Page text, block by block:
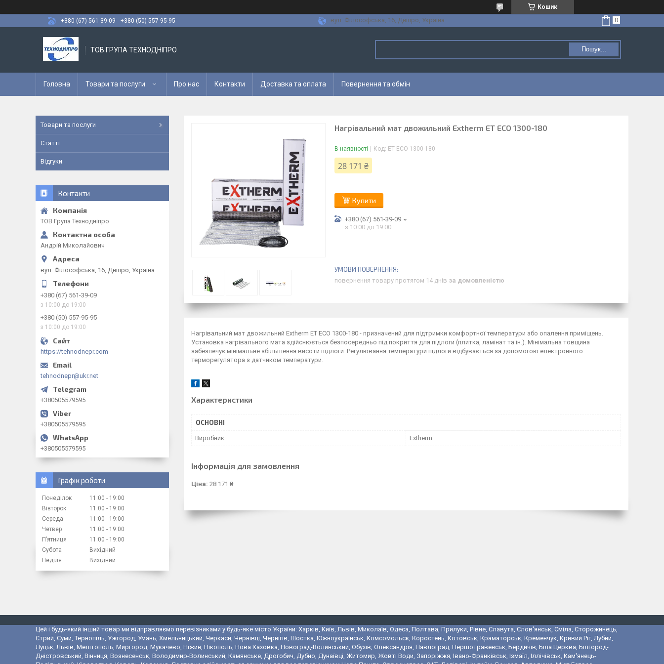
Кошик
+380 (67) 561-39-09
+380 (50) 557-95-95 вул. Філософська, 16, Дніпро, Україна
ТОВ ГРУПА ТЕХНОДНІПРО Пошук...
Головна Товари та послуги Про нас Контакти Доставка та оплата Повернення та обмін
Нагрівальний мат двожильний Extherm ET ECO 1300-180
В наявності Код: ET ECO 1300-180
28 171 ₴
Купити
+380 (67) 561-39-09
з 10:00 до 19:00
повернення товару протягом 14 днів за домовленістю
Нагрівальний мат двожильний Extherm ET ECO 1300-180 - призначений для підтримки комфортної температури або опалення приміщень.
Установка нагрівального мата здійснюється безпосередньо під покриття для підлоги (плитка, ламінат та ін.). Мінімальна товщина
забезпечує мінімальне збільшення висоти підлоги. Регулювання температури підлоги відбувається за допомогою електронного
терморегулятора з датчиком температури.
Характеристики
ОСНОВНІ
Виробник Extherm
Інформація для замовлення
Ціна: 28 171 ₴
Товари та послуги
Статті
Відгуки
Контакти
ТОВ Група Технодніпро
Андрій Миколайович
вул. Філософська, 16, Дніпро, Україна
+380 (67) 561-39-09
з 10:00 до 19:00
+380 (50) 557-95-95
з 10:00 до 19:00
https://tehnodnepr.com
tehnodnepr@ukr.net
+380505579595
+380505579595
+380505579595
Графік роботи
Понеділок 11:00
19:00
Вівторок
11:00
19:00
Середа
11:00
19:00
Четвер
11:00
19:00
Пʼятниця
11:00
19:00
Субота
Вихідний
Неділя
Вихідний
Цей і будь-який інший товар ми відправляємо перевізниками у будь-яке місто України: Харків, Київ, Львів, Миколаїв, Одеса, Полтава, Прилуки, Рівне, Славута, Слов'янськ, Сміла, Сторожинець,
Стрий, Суми, Тернопіль, Ужгород, Умань, Хмельницький, Черкаси, Чернівці, Чернігів, Шостка, Южноукраїнськ, Комсомольск, Коростень, Котовськ, Краматорськ, Кременчук, Кривий Ріг, Лубни,
Луцьк, Львів, Мелітополь, Миргород, Мукачево, Ніжин, Нікополь, Нова Каховка, Новоград-Волинський, Обухів, Олександрія, Павлоград, Першотравенськ, Бердичів, Біла Церква, Білгород-
Дністровський, Вінниця, Вознесенськ, Володимир-Волинський, Камянське, Дрогобич, Дубно, Дунаївці, Житомир, Жовті Води, Запоріжжя, Івано-Франківськ, Ізмаїл, Іллічівськ, Кам'янець-